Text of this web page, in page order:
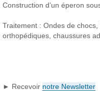
Construction d’un éperon
Traitement : Ondes de
orthopédiques, chaussures
► Recevoir notre Newsletter